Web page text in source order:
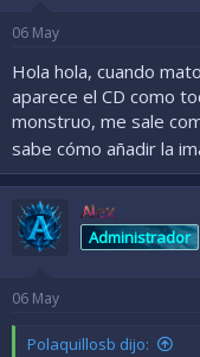
e
s
06 May
Hola hola, cuando
aparece el CD como
monstruo, me sale
sabe cómo añadir la
Alex
Administrador
06 May
Polaquillosb dijo: